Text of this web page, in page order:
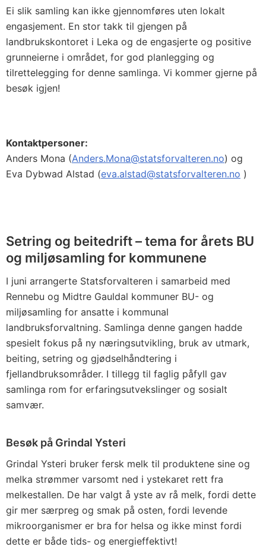
Ei slik samling kan ikke gjennomføres uten lokalt
engasjement. En stor takk til gjengen på
landbrukskontoret i Leka og de engasjerte og positive
grunneierne i området, for god planlegging og
tilrettelegging for denne samlinga. Vi kommer gjerne på
besøk igjen!
Kontaktpersoner:
Anders Mona (Anders.Mona@statsforvalteren.no) og
Eva Dybwad Alstad (eva.alstad@statsforvalteren.no )
Setring og beitedrift – tema for årets BU
og miljøsamling for kommunene
I juni arrangerte Statsforvalteren i samarbeid med
Rennebu og Midtre Gauldal kommuner BU- og
miljøsamling for ansatte i kommunal
landbruksforvaltning. Samlinga denne gangen hadde
spesielt fokus på ny næringsutvikling, bruk av utmark,
beiting, setring og gjødselhåndtering i
fjellandbruksområder. I tillegg til faglig påfyll gav
samlinga rom for erfaringsutvekslinger og sosialt
samvær.
Besøk på Grindal Ysteri
Grindal Ysteri bruker fersk melk til produktene sine og
melka strømmer varsomt ned i ystekaret rett fra
melkestallen. De har valgt å yste av rå melk, fordi dette
gir mer særpreg og smak på osten, fordi levende
mikroorganismer er bra for helsa og ikke minst fordi
dette er både tids- og energieffektivt!